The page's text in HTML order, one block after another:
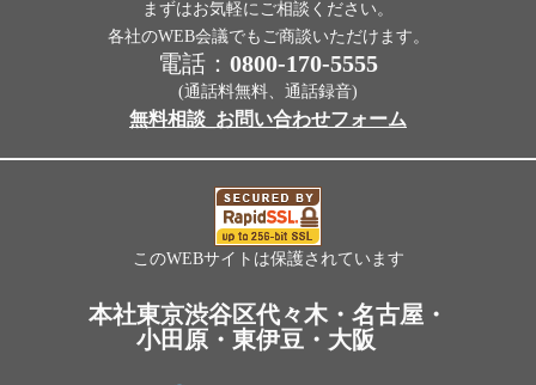
まずはお気軽にご相談ください。
各社のWEB会議でもご商談いただけます。
電話： 0800-170-5555
(通話料無料、通話録音)
無料相談_お問い合わせフォーム
このWEBサイトは保護されています
本社東京渋谷区代々木・名古屋・
小田原・東伊豆・大阪